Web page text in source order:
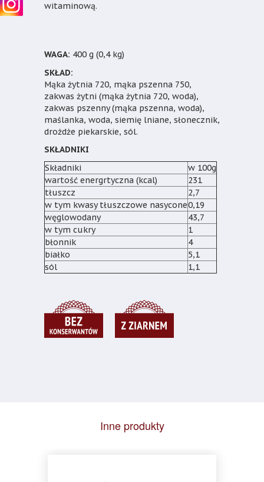
witaminową.
400 g (0,4 kg)
Mąka żytnia 720, mąka pszenna 750,
zakwas żytni (mąka żytnia 720, woda),
zakwas pszenny (mąka pszenna, woda),
maślanka, woda, siemię lniane, słonecznik,
drożdże piekarskie, sól.
SKŁADNIKI
Składniki
w 100g
wartość energrtyczna (kcal)
231
tłuszcz
2,7
w tym kwasy tłuszczowe nasycone0,19
węglowodany
43,7
w tym cukry
1
błonnik
4
białko
5,1
sól
1,1
Inne produkty